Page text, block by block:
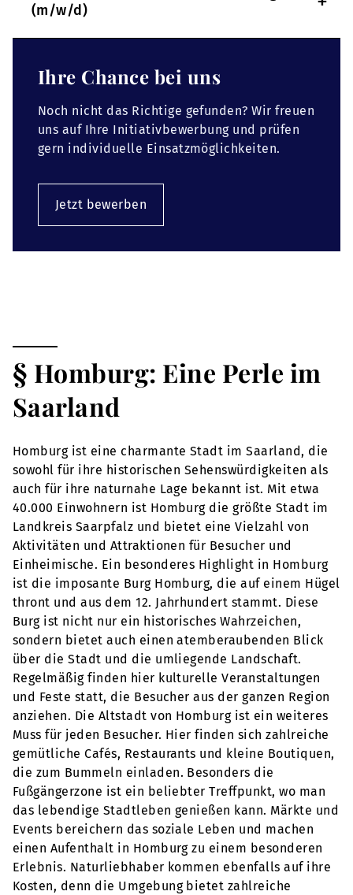
(m/w/d)
Ihre Chance bei uns
Noch nicht das Richtige gefunden? Wir freuen
uns auf Ihre Initiativbewerbung und prüfen
gern individuelle Einsatzmöglichkeiten.
Jetzt bewerben
§ Homburg: Eine Perle im
Saarland
Homburg ist eine charmante Stadt im Saarland, die
sowohl für ihre historischen Sehenswürdigkeiten als
auch für ihre naturnahe Lage bekannt ist. Mit etwa
40.000 Einwohnern ist Homburg die größte Stadt im
Landkreis Saarpfalz und bietet eine Vielzahl von
Aktivitäten und Attraktionen für Besucher und
Einheimische. Ein besonderes Highlight in Homburg
ist die imposante Burg Homburg, die auf einem Hügel
thront und aus dem 12. Jahrhundert stammt. Diese
Burg ist nicht nur ein historisches Wahrzeichen,
sondern bietet auch einen atemberaubenden Blick
über die Stadt und die umliegende Landschaft.
Regelmäßig finden hier kulturelle Veranstaltungen
und Feste statt, die Besucher aus der ganzen Region
anziehen. Die Altstadt von Homburg ist ein weiteres
Muss für jeden Besucher. Hier finden sich zahlreiche
gemütliche Cafés, Restaurants und kleine Boutiquen,
die zum Bummeln einladen. Besonders die
Fußgängerzone ist ein beliebter Treffpunkt, wo man
das lebendige Stadtleben genießen kann. Märkte und
Events bereichern das soziale Leben und machen
einen Aufenthalt in Homburg zu einem besonderen
Erlebnis. Naturliebhaber kommen ebenfalls auf ihre
Kosten, denn die Umgebung bietet zahlreiche